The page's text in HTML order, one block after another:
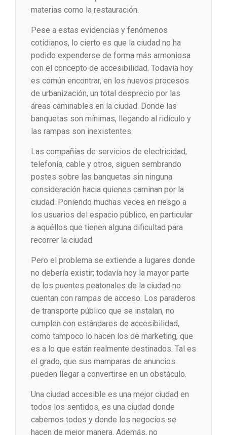
materias como la restauración.
Pese a estas evidencias y fenómenos
cotidianos, lo cierto es que la ciudad no ha
podido expenderse de forma más armoniosa
con el concepto de accesibilidad. Todavía hoy
es común encontrar, en los nuevos procesos
de urbanización, un total desprecio por las
áreas caminables en la ciudad. Donde las
banquetas son mínimas, llegando al ridículo y
las rampas son inexistentes.
Las compañías de servicios de electricidad,
telefonía, cable y otros, siguen sembrando
postes sobre las banquetas sin ninguna
consideración hacia quienes caminan por la
ciudad. Poniendo muchas veces en riesgo a
los usuarios del espacio público, en particular
a aquéllos que tienen alguna dificultad para
recorrer la ciudad.
Pero el problema se extiende a lugares donde
no debería existir; todavía hoy la mayor parte
de los puentes peatonales de la ciudad no
cuentan con rampas de acceso. Los paraderos
de transporte público que se instalan, no
cumplen con estándares de accesibilidad,
como tampoco lo hacen los de marketing, que
es a lo que están realmente destinados. Tal es
el grado, que sus mamparas de anuncios
pueden llegar a convertirse en un obstáculo.
Una ciudad accesible es una mejor ciudad en
todos los sentidos, es una ciudad donde
cabemos todos y donde los negocios se
hacen de mejor manera. Además, no